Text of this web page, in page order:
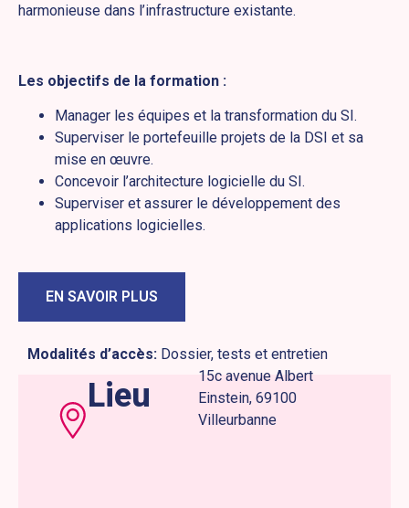
harmonieuse dans l’infrastructure existante.
Les objectifs de la formation :
Manager les équipes et la transformation du SI.
Superviser le portefeuille projets de la DSI et sa
mise en œuvre.
Concevoir l’architecture logicielle du SI.
Superviser et assurer le développement des
applications logicielles.
EN SAVOIR PLUS
Modalités d’accès: Dossier, tests et entretien
Lieu
15c avenue Albert
Einstein, 69100
Villeurbanne